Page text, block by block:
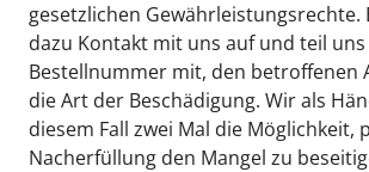
gesetzlichen Gewährleistungsrechte.
dazu Kontakt mit uns auf und teil
Bestellnummer mit, den betroffenen
die Art der Beschädigung. Wir als
diesem Fall zwei Mal die Möglichkeit,
Nacherfüllung den Mangel zu